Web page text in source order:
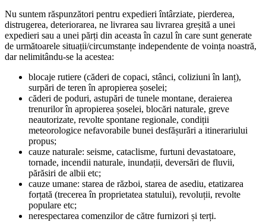
Nu suntem răspunzători pentru expedieri întârziate, pierderea,
distrugerea, deteriorarea, ne livrarea sau livrarea greșită a unei
expedieri sau a unei părți din aceasta în cazul în care sunt generate
de următoarele situații/circumstanțe independente de voința noastră,
dar nelimitându-se la acestea:
blocaje rutiere (căderi de copaci, stânci, coliziuni în lanț),
surpări de teren în apropierea șoselei;
căderi de poduri, astupări de tunele montane, deraierea
trenurilor în apropierea șoselei, blocări naturale, greve
neautorizate, revolte spontane regionale, condiții
meteorologice nefavorabile bunei desfășurări a itinerariului
propus;
cauze naturale: seisme, cataclisme, furtuni devastatoare,
tornade, incendii naturale, inundații, deversări de fluvii,
părăsiri de albii etc;
cauze umane: starea de război, starea de asediu, etatizarea
forțată (trecerea în proprietatea statului), revoluții, revolte
populare etc;
nerespectarea comenzilor de către furnizori și terți.